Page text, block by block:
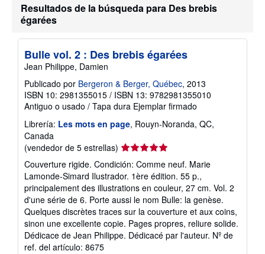
n
s
r
e
l
t
a
r
i
f
a
e
n
í
o
Resultados de la búsqueda para Des brebis
égarées
Bulle vol. 2 : Des brebis égarées
Jean Philippe, Damien
Publicado por Bergeron & Berger, Québec, 2013
ISBN 10: 2981355015 / ISBN 13: 9782981355010
Antiguo o usado / Tapa dura Ejemplar firmado
Librería: Les mots en page, Rouyn-Noranda, QC,
Canada
(vendedor de 5 estrellas) Calificación
del
vendedor:
5
de
5
estrellas
Couverture rigide. Condición: Comme neuf. Marie
Lamonde-Simard Ilustrador. 1ère édition. 55 p.,
principalement des illustrations en couleur, 27 cm. Vol. 2
d'une série de 6. Porte aussi le nom Bulle: la genèse.
Quelques discrètes traces sur la couverture et aux coins,
sinon une excellente copie. Pages propres, reliure solide.
Dédicace de Jean Philippe. Dédicacé par l'auteur. Nº de
ref. del artículo: 8675